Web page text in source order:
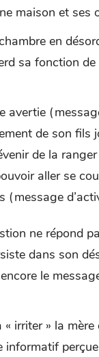
maison et ses
en
sa fonction de
avertie
de son fils
de la
aller se
(message
ne répond
dans son
le
irriter » la mère
informatif